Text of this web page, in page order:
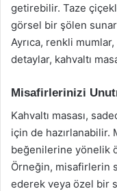
getirebilir. Taze
görsel bir şölen
Ayrıca, renkli
detaylar, kahvaltı
Misafirlerinizi
Kahvaltı masası,
için de hazırlanabilir.
beğenilerine yönelik
Örneğin, misafirlerin
ederek veya özel bir